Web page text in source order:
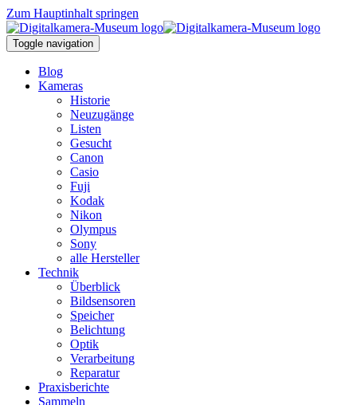
Zum Hauptinhalt springen
Toggle navigation
Blog
Kameras
Historie
Neuzugänge
Listen
Gesucht
Canon
Casio
Fuji
Kodak
Nikon
Olympus
Sony
alle Hersteller
Technik
Überblick
Bildsensoren
Speicher
Belichtung
Optik
Verarbeitung
Reparatur
Praxisberichte
Sammeln